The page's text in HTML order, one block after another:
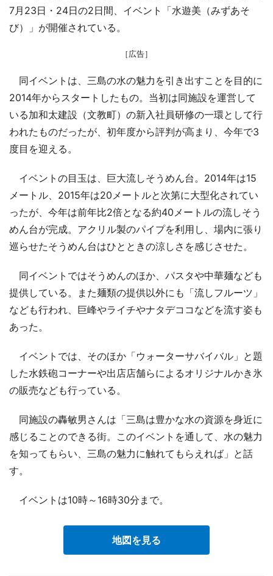
7月23日・24日の2日間、イベント「水遊美（みずあそ
び）」が開催されている。
［広告］
同イベントは、三島の水の魅力を引き出すことを目的に
2014年からスタートしたもの。当初は同施設を運営して
いる加和太建設（文教町）の新入社員研修の一環として行
われたものだったが、初年度から評判が高まり、今年で3
度目を迎える。
イベントの目玉は、巨大流しそうめん台。2014年は15
メートル、2015年は20メートルと次第に大型化されてい
ったが、今年は前年比2倍となる約40メートルの流しそう
めん台が完成。アクリル製のパイプを利用し、場内に張り
巡らせたそうめん台はひとときの涼しさを感じさせた。
同イベントではそうめんのほか、パスタや中華麺なども
提供している。また麺類の提供以外にも「流しフルーツ」
なども行われ、巨峰やライチやナタデココなどを流す姿も
あった。
イベントでは、そのほか「ウォーターサバイバル」と題
した水鉄砲コーナーや出店店舗らによるオリジナルかき氷
の販売なども行っている。
同施設の轟敏男さんは「三島は豊かな水の資源を身近に
感じることのできる街。このイベントを通して、水の魅力
を知ってもらい、三島の魅力に触れてもらえれば」と話
す。
イベントは10時～16時30分まで。
地図を見る